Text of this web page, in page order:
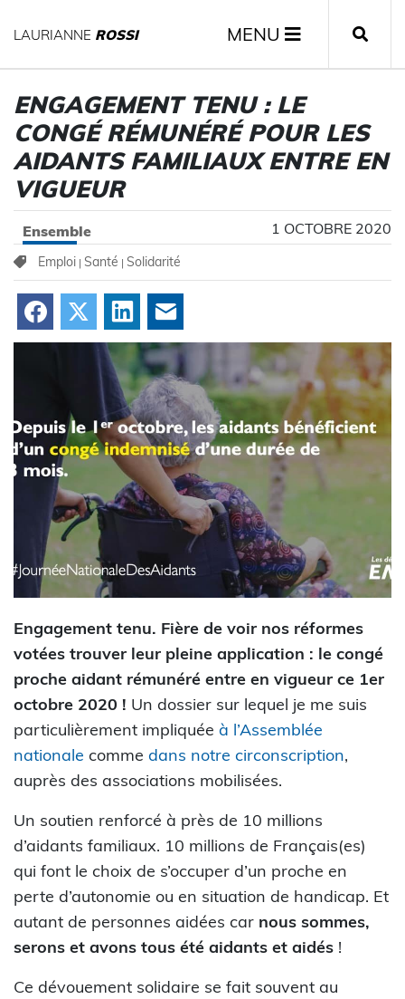
LAURIANNE ROSSI MENU
ENGAGEMENT TENU : LE
CONGÉ RÉMUNÉRÉ POUR LES
AIDANTS FAMILIAUX ENTRE EN
VIGUEUR
Ensemble 1 OCTOBRE 2020
Emploi | Santé | Solidarité
Facebook LinkedIn
Engagement tenu. Fière de voir nos réformes
votées trouver leur pleine application : le congé
proche aidant rémunéré entre en vigueur ce 1er
octobre 2020 ! Un dossier sur lequel je me suis
particulièrement impliquée à l’Assemblée
nationale comme dans notre circonscription,
auprès des associations mobilisées.
Un soutien renforcé à près de 10 millions
d’aidants familiaux. 10 millions de Français(es)
qui font le choix de s’occuper d’un proche en
perte d’autonomie ou en situation de handicap. Et
autant de personnes aidées car nous sommes,
serons et avons tous été aidants et aidés !
Ce dévouement solidaire se fait souvent au